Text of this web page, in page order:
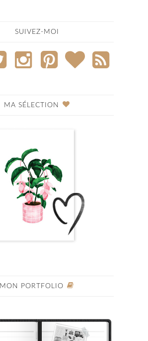
SUIVEZ-MOI
MA SÉLECTION
MON PORTFOLIO